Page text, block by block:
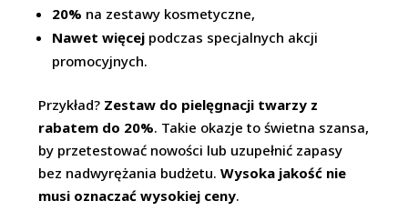
20% na zestawy kosmetyczne,
Nawet więcej podczas specjalnych akcji
promocyjnych.
Przykład? Zestaw do pielęgnacji twarzy z
rabatem do 20%. Takie okazje to świetna szansa,
by przetestować nowości lub uzupełnić zapasy
bez nadwyrężania budżetu.Wysoka jakość nie
musi oznaczać wysokiej ceny.